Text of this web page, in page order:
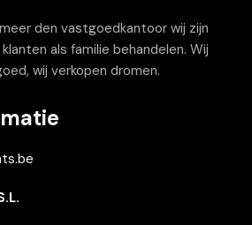
den vastgoedkantoor wij zijn
als familie behandelen. Wij
wij verkopen dromen.